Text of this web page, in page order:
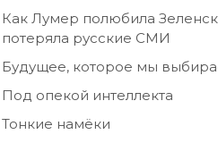
Как Лумер полюбила
потеряла русские СМИ
Будущее, которое мы
Под опекой интеллекта
Тонкие намёки